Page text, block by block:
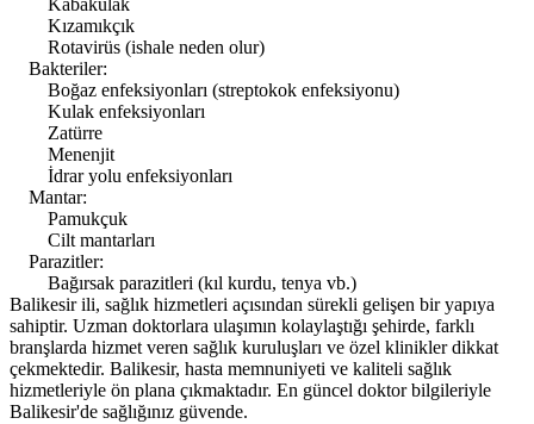
Kabakulak
Kızamıkçık
Rotavirüs (ishale neden olur)
Bakteriler:
Boğaz enfeksiyonları (streptokok enfeksiyonu)
Kulak enfeksiyonları
Zatürre
Menenjit
İdrar yolu enfeksiyonları
Mantar:
Pamukçuk
Cilt mantarları
Parazitler:
Bağırsak parazitleri (kıl kurdu, tenya vb.)
Balikesir ili, sağlık hizmetleri açısından sürekli gelişen bir yapıya
sahiptir. Uzman doktorlara ulaşımın kolaylaştığı şehirde, farklı
branşlarda hizmet veren sağlık kuruluşları ve özel klinikler dikkat
çekmektedir. Balikesir, hasta memnuniyeti ve kaliteli sağlık
hizmetleriyle ön plana çıkmaktadır. En güncel doktor bilgileriyle
Balikesir'de sağlığınız güvende.